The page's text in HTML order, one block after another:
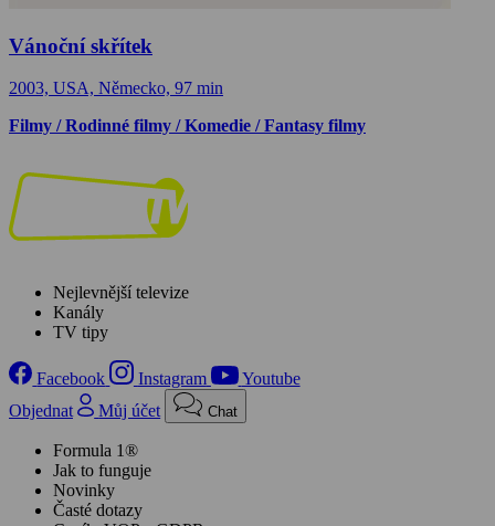
Vánoční skřítek
2003, USA, Německo, 97 min
Filmy / Rodinné filmy / Komedie / Fantasy filmy
Nejlevnější televize
Kanály
TV tipy
Facebook Instagram
Youtube
Objednat
Můj účet Chat
Formula 1®
Jak to funguje
Novinky
Časté dotazy